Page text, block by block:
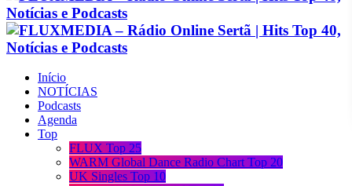
Início
NOTÍCIAS
Podcasts
Agenda
Top
FLUX Top 25
WARM Global Dance Radio Chart Top 20
UK Singles Top 10